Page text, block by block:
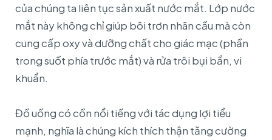
của chúng ta liên tục sản xuất nước mắt. Lớp nước
mắt này không chỉ giúp bôi trơn nhãn cầu mà còn
cung cấp oxy và dưỡng chất cho giác mạc (phần
trong suốt phía trước mắt) và rửa trôi bụi bẩn, vi
khuẩn.
Đồ uống có cồn nổi tiếng với tác dụng lợi tiểu
mạnh, nghĩa là chúng kích thích thận tăng cường